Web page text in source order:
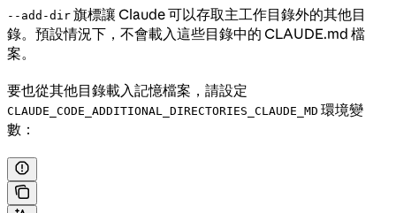
--add-dir 旗標讓 Claude 可以存取主工作目錄外的其他目
錄。預設情況下，不會載入這些目錄中的 CLAUDE.md 檔
案。
要也從其他目錄載入記憶檔案，請設定
CLAUDE_CODE_ADDITIONAL_DIRECTORIES_CLAUDE_MD 環境變
數：